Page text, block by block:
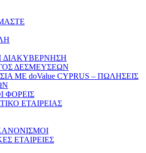
ΔΙΑΚΥΒΕΡΝΗΣΗ
ΔΕΣΜΕΥΣΕΩΝ
ΜΕ doValue CYPRUS – ΠΩΛΗΣΕΙΣ
ΦΟΡΕΙΣ
ΕΤΑΙΡΕΙΑΣ
ΕΤΑΙΡΕΙΕΣ